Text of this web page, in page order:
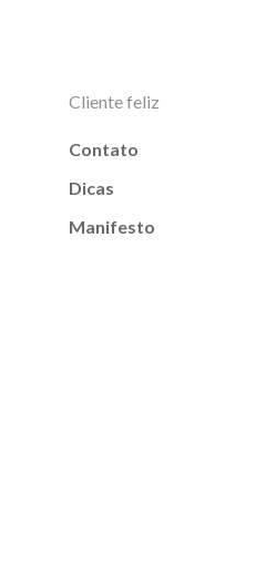
Cliente feliz
Contato
Dicas
Manifesto